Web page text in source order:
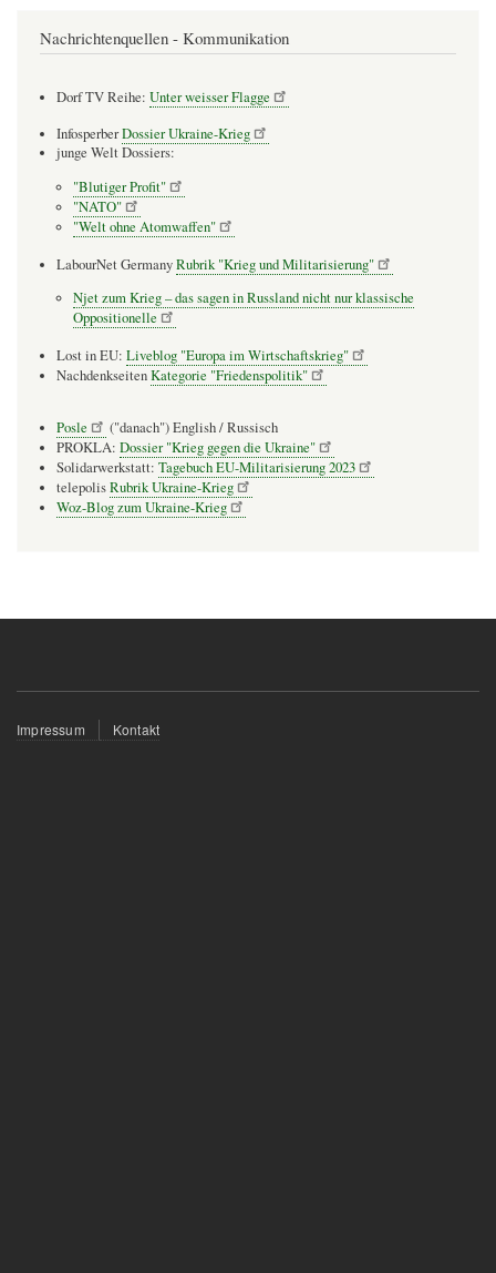
Nachrichtenquellen - Kommunikation
Dorf TV Reihe: Unter weisser Flagge
InfosperberDossier Ukraine-Krieg
junge Welt Dossiers:
"Blutiger Profit"
"NATO"
"Welt ohne Atomwaffen"
LabourNet GermanyRubrik "Krieg und Militarisierung"
Njet zum Krieg – das sagen in Russland nicht nur klassische
Oppositionelle
Lost in EU: Liveblog "Europa im Wirtschaftskrieg"
NachdenkseitenKategorie "Friedenspolitik"
Posle
("danach") English / Russisch
PROKLA: Dossier "Krieg gegen die Ukraine"
Solidarwerkstatt: Tagebuch EU-Militarisierung 2023
telepolisRubrik Ukraine-Krieg
Woz-Blog zum Ukraine-Krieg
Fußzeilenmenü
Impressum Kontakt